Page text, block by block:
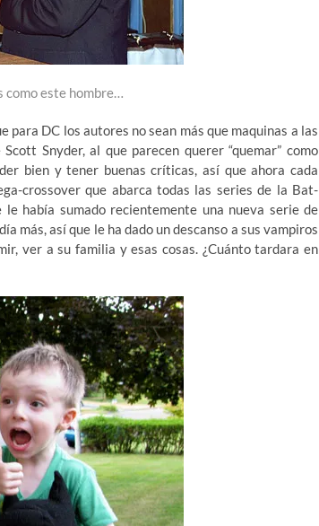
como este hombre…
para DC los autores no sean más que maquinas a las
Snyder, al que parecen querer “quemar” como
bien y tener buenas críticas, así que ahora cada
crossover que abarca todas las series de la Bat-
había sumado recientemente una nueva serie de
más, así que le ha dado un descanso a sus vampiros
ver a su familia y esas cosas. ¿Cuánto tardara en